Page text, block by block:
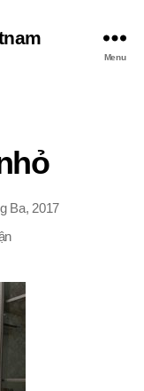
Menu
Ba, 2017
ở
nhỏ